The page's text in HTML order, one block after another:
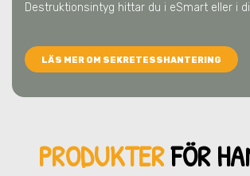
Destruktionsintyg hittar du i eSmart eller i
LÄS MER OM SEKRETESSHANTERING
PRODUKTERFÖR